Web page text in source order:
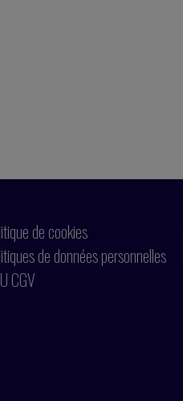
de cookies
de données personnelles
CGV